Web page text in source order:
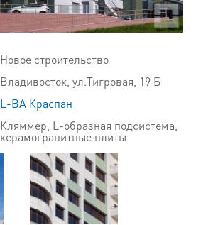
Новое строительство
Владивосток, ул.Тигровая, 19 Б
L-ВА Краспан
Кляммер, L-образная подсистема,
керамогранитные плиты